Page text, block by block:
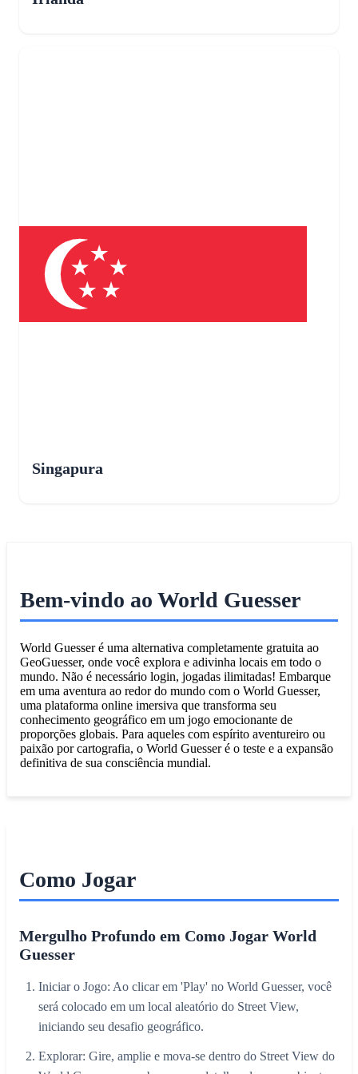
Singapura
Bem-vindo ao World Guesser
World Guesser é uma alternativa completamente gratuita ao
GeoGuesser, onde você explora e adivinha locais em todo o
mundo. Não é necessário login, jogadas ilimitadas! Embarque
em uma aventura ao redor do mundo com o World Guesser,
uma plataforma online imersiva que transforma seu
conhecimento geográfico em um jogo emocionante de
proporções globais. Para aqueles com espírito aventureiro ou
paixão por cartografia, o World Guesser é o teste e a expansão
definitiva de sua consciência mundial.
Como Jogar
Mergulho Profundo em Como Jogar World
Guesser
Iniciar o Jogo: Ao clicar em 'Play' no World Guesser, você
será colocado em um local aleatório do Street View,
iniciando seu desafio geográfico.
Explorar: Gire, amplie e mova-se dentro do Street View do